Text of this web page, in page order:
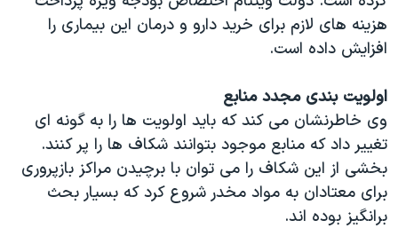
هزینه های لازم برای خرید دارو و درمان این بیماری را
افزایش داده است.
اولویت بندی مجدد منابع
وی خاطرنشان می کند که باید اولویت ها را به گونه ای
تغییر داد که منابع موجود بتوانند شکاف ها را پر کنند.
بخشی از این شکاف را می توان با برچیدن مراکز بازپروری
برای معتادان به مواد مخدر شروع کرد که بسیار بحث
برانگیز بوده اند.